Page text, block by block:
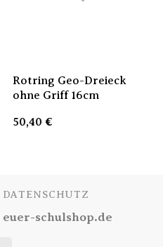
Rotring Geo-Dreieck
ohne Griff 16cm
50,40 €
DATENSCHUTZ
euer-schulshop.de